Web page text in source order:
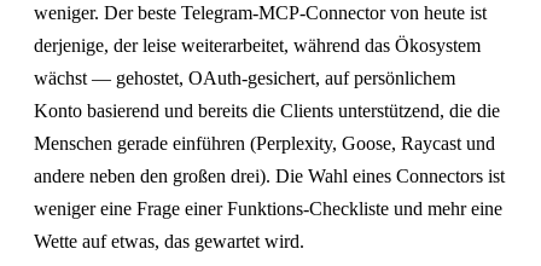
weniger. Der beste Telegram-MCP-Connector von heute ist
derjenige, der leise weiterarbeitet, während das Ökosystem
wächst — gehostet, OAuth-gesichert, auf persönlichem
Konto basierend und bereits die Clients unterstützend, die die
Menschen gerade einführen (Perplexity, Goose, Raycast und
andere neben den großen drei). Die Wahl eines Connectors ist
weniger eine Frage einer Funktions-Checkliste und mehr eine
Wette auf etwas, das gewartet wird.